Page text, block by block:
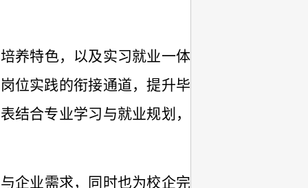
养特色，以及实习就业一体
位实践的衔接通道，提升毕
结合专业学习与就业规划，
企业需求，同时也为校企完